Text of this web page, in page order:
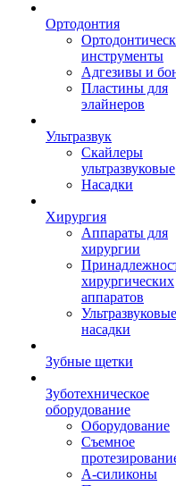
Ортодонтия
инструменты
Адгезивы и
Пластины для
элайнеров
Ультразвук
Скайлеры
ультразвуковые
Насадки
Хирургия
Аппараты для
хирургии
хирургических
аппаратов
Ультразвуковые
насадки
Зубные щетки
Зуботехническое
оборудование
Оборудование
Съемное
А-силиконы